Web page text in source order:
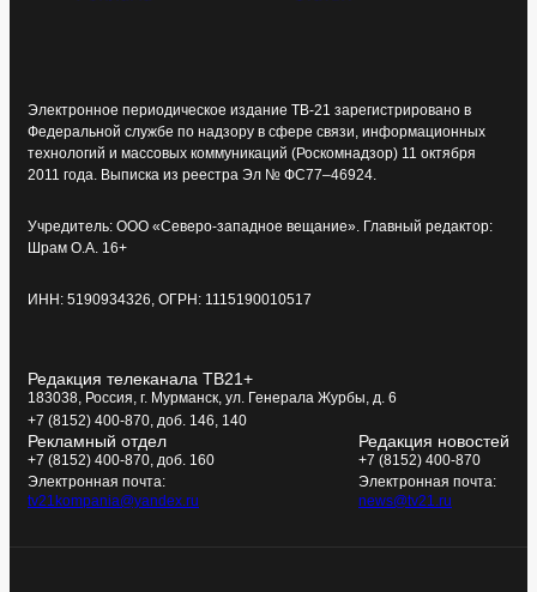
Электронное периодическое издание ТВ-21 зарегистрировано в
Федеральной службе по надзору в сфере связи, информационных
технологий и массовых коммуникаций (Роскомнадзор) 11 октября
2011 года. Выписка из реестра Эл № ФС77–46924.
Учредитель: ООО «Северо-западное вещание». Главный редактор:
Шрам О.А. 16+
ИНН: 5190934326, ОГРН: 1115190010517
Редакция телеканала ТВ21+
183038, Россия, г. Мурманск, ул. Генерала Журбы, д. 6
+7 (8152) 400-870, доб. 146, 140
Рекламный отдел
+7 (8152) 400-870, доб. 160
Электронная почта:
tv21kompania@yandex.ru
Редакция новостей
+7 (8152) 400-870
Электронная почта:
news@tv21.ru